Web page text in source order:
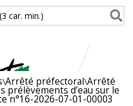
car. min.)
\Arrêté préfectoral\Arrêté
d’eau sur le
n°16-2026-07-01-00003